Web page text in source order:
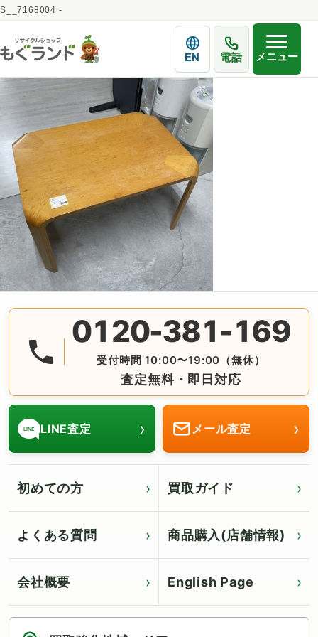
S__7168004 -
EN 電話 メニュー
0120-381-169
受付時間 10:00〜19:00（無休）
査定無料・即日対応
無料の電話査定・見積もり お問合せは番号をタップ♪
LINE LINE査定 › メール査定 ›
初めての方 買取ガイド
よくある質問 商品購入(店舗情報)
会社概要 English Page
Click for English page